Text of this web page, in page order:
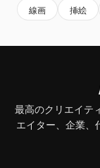
線画 挿絵
最高のクリエイテ
エイター、企業、